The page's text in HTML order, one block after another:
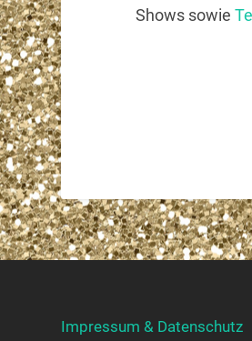
Shows sowie
Impressum & Datenschutz